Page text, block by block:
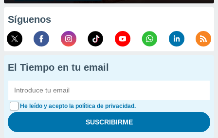
Síguenos
El Tiempo en tu email
He leído y acepto la política de privacidad.